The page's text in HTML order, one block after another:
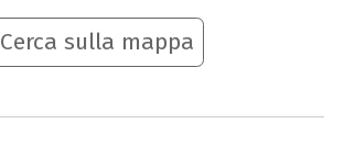
Cerca sulla mappa